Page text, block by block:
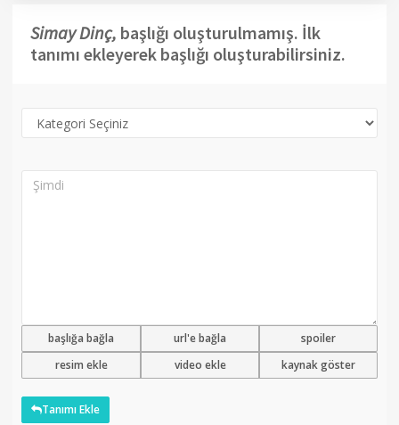
Simay Dinç, başlığı oluşturulmamış. İlk
tanımı ekleyerek başlığı oluşturabilirsiniz.
başlığa bağla url'e bağla
spoiler
resim ekle
video ekle kaynak göster
Tanımı Ekle